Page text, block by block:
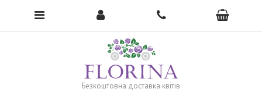
Безкоштовна доставка квітів
To open the menu, click here →